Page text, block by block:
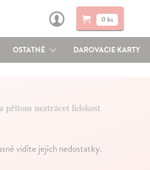
0 ks
OSTATNÉ DAROVACIE KARTY
přitom neztrácet lidskost
vidíte jejich nedostatky.